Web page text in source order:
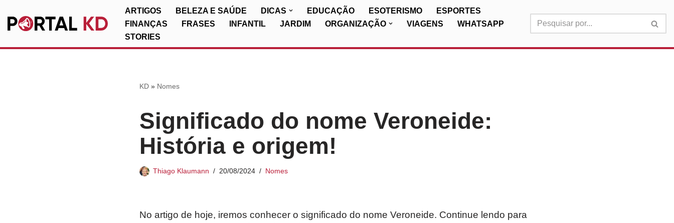
Pular
ARTIGOS BELEZA E SAÚDE DICAS EDUCAÇÃO ESOTERISMO
ESPORTES
FINANÇAS
FRASES INFANTIL JARDIM ORGANIZAÇÃO VIAGENS
WHATSAPP
STORIES
KD» Nomes
Significado do nome Veroneide:
História e origem!
Thiago Klaumann 20/08/2024 Nomes
No artigo de hoje, iremos conhecer o significado do nome Veroneide. Continue lendo para